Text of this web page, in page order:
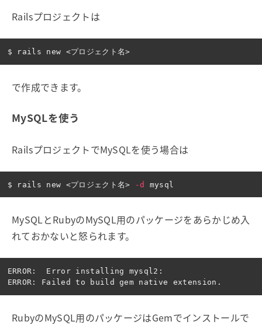
Railsプロジェクトは
$
で作成できます。
MySQLを使う
RailsプロジェクトでMySQLを使う場合は
$ rails new <プロジェクト名> -d
MySQLとRubyのMySQL用のパッケージをあらかじめ入
れておかないと怒られます。
ERROR:  Error installing mysql2:
RubyのMySQL用のパッケージはGemでインストールで